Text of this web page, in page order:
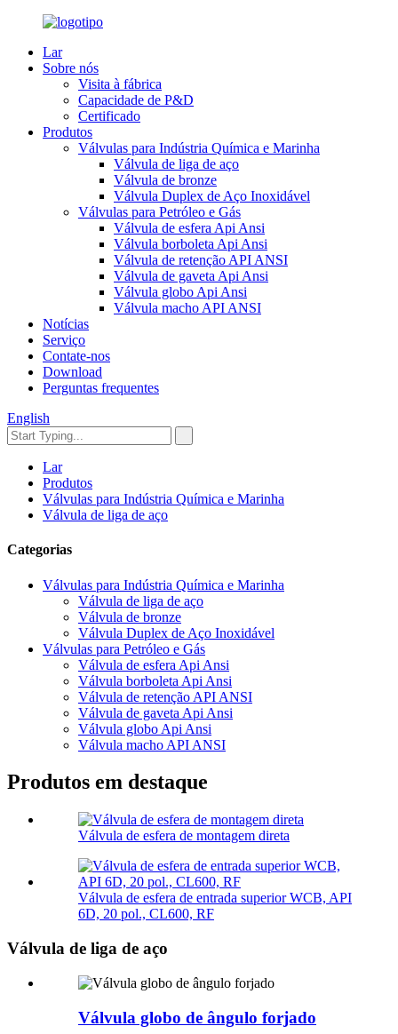
Lar
Sobre nós
Visita à fábrica
Capacidade de P&D
Certificado
Produtos
Válvulas para Indústria Química e Marinha
Válvula de liga de aço
Válvula de bronze
Válvula Duplex de Aço Inoxidável
Válvulas para Petróleo e Gás
Válvula de esfera Api Ansi
Válvula borboleta Api Ansi
Válvula de retenção API ANSI
Válvula de gaveta Api Ansi
Válvula globo Api Ansi
Válvula macho API ANSI
Notícias
Serviço
Contate-nos
Download
Perguntas frequentes
English
Lar
Produtos
Válvulas para Indústria Química e Marinha
Válvula de liga de aço
Categorias
Válvulas para Indústria Química e Marinha
Válvula de liga de aço
Válvula de bronze
Válvula Duplex de Aço Inoxidável
Válvulas para Petróleo e Gás
Válvula de esfera Api Ansi
Válvula borboleta Api Ansi
Válvula de retenção API ANSI
Válvula de gaveta Api Ansi
Válvula globo Api Ansi
Válvula macho API ANSI
Produtos em destaque
Válvula de esfera de montagem direta
Válvula de esfera de entrada superior WCB, API
6D, 20 pol., CL600, RF
Válvula de liga de aço
Válvula globo de ângulo forjado